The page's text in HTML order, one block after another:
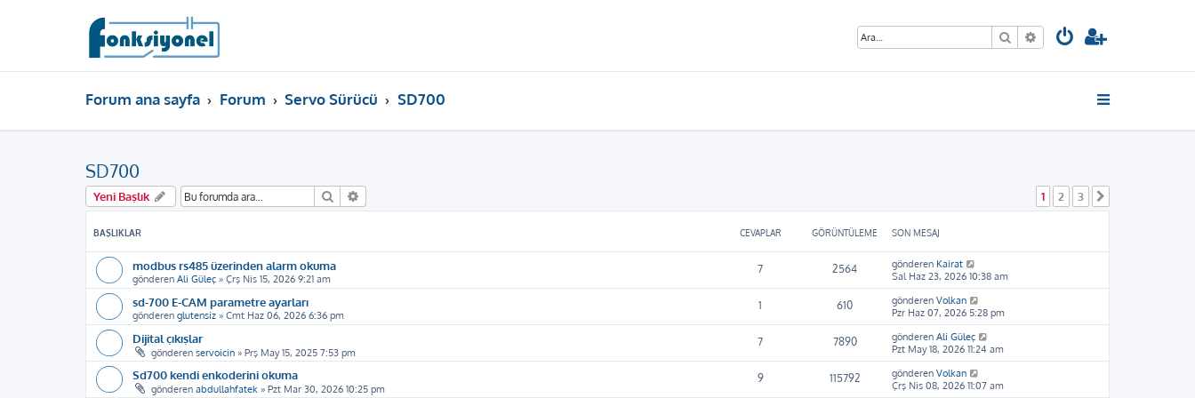
Ara Gelişmiş arama
Forum ana sayfa Forum Servo Sürücü SD700
SD700
Yeni Başlık Ara 1 2 3
BAŞLIKLAR CEVAPLAR GÖRÜNTÜLEME SON MESAJ
modbus rs485 üzerinden alarm okuma
gönderen Ali Güleç » Çrş Nis 15, 2026 9:21 am
7 2564 gönderen Kairat
Sal Haz 23, 2026 10:38 am
sd-700 E-CAM parametre ayarları
gönderen glutensiz » Cmt Haz 06, 2026 6:36 pm
1 610 gönderen Volkan
Pzr Haz 07, 2026 5:28 pm
Dijital çıkışlar
gönderen servoicin » Prş May 15, 2025 7:53 pm
7 7890 gönderen Ali Güleç
Pzt May 18, 2026 11:24 am
Sd700 kendi enkoderini okuma
gönderen abdullahfatek » Pzt Mar 30, 2026 10:25 pm
9 115792 gönderen Volkan
Çrş Nis 08, 2026 11:07 am